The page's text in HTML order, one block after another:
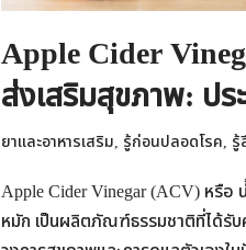
Apple Cider
ส่งเสริมสุขภาพ: ปร
ยาและอาหารเสริม, รู้ก่อนปลอดโรค, รู้
Apple Cider Vinegar (ACV) หรือ
หมัก เป็นผลิตภัณฑ์ธรรมชาติที่ได้รับ